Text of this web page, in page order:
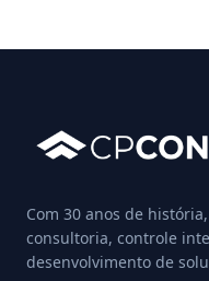
Com 30 anos de
consultoria, controle
desenvolvimento de